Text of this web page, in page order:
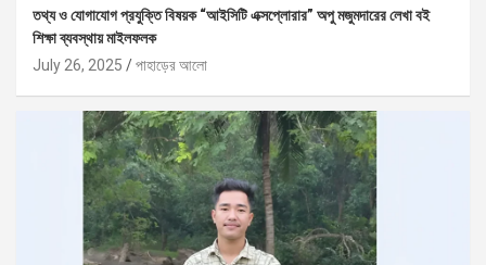
তথ্য ও যোগাযোগ প্রযুক্তি বিষয়ক “আইসিটি এক্সপ্লোরার” অপু মজুমদারের লেখা বই
শিক্ষা ব্যবস্থায় মাইলফলক
July 26, 2025
পাহাড়ের আলো